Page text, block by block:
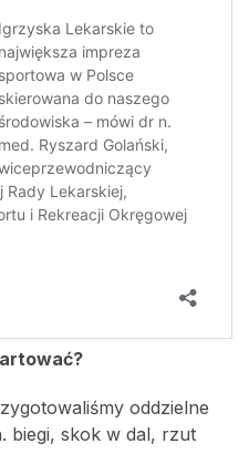
oddzielne
biegi, skok w dal, rzut